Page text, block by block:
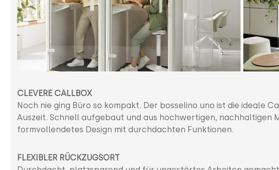
CLEVERE CALLBOX
Noch nie ging Büro so kompakt. Der bosselino uno ist die ideale
Auszeit. Schnell aufgebaut und aus hochwertigen, nachhaltigen
formvollendetes Design mit durchdachten Funktionen.
FLEXIBLER RÜCKZUGSORT